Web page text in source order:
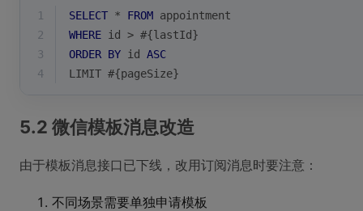
1 SELECT * FROM appointment
2
WHERE id > #{lastId}
3
ORDER BY id ASC
4
LIMIT #{pageSize}
5.2 微信模板消息改造
由于模板消息接口已下线，改用订阅消息时要注意：
不同场景需要单独申请模板